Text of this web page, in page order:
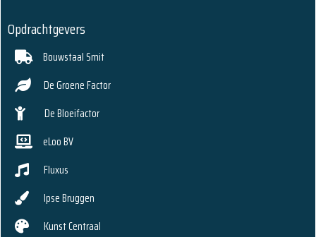
Opdrachtgevers
Bouwstaal Smit
De Groene Factor
De Bloeifactor
eLoo BV
Fluxus
Ipse Bruggen
Kunst Centraal